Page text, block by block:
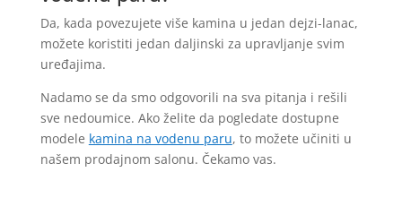
Da, kada povezujete više kamina u jedan dejzi-lanac,
možete koristiti jedan daljinski za upravljanje svim
uređajima.
Nadamo se da smo odgovorili na sva pitanja i rešili
sve nedoumice. Ako želite da pogledate dostupne
modele kamina na vodenu paru, to možete učiniti u
našem prodajnom salonu. Čekamo vas.